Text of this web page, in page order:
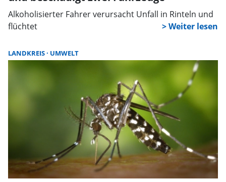
Alkoholisierter Fahrer verursacht Unfall in Rinteln und
flüchtet
LANDKREIS UMWELT